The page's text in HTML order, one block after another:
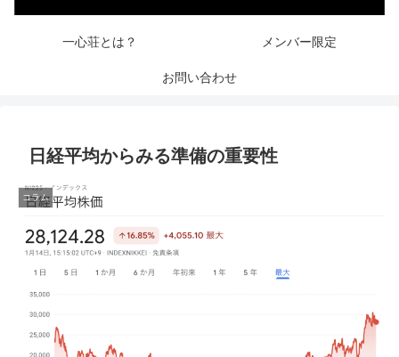
一心荘とは？ メンバー限定
お問い合わせ
日経平均からみる準備の重要性
コラム